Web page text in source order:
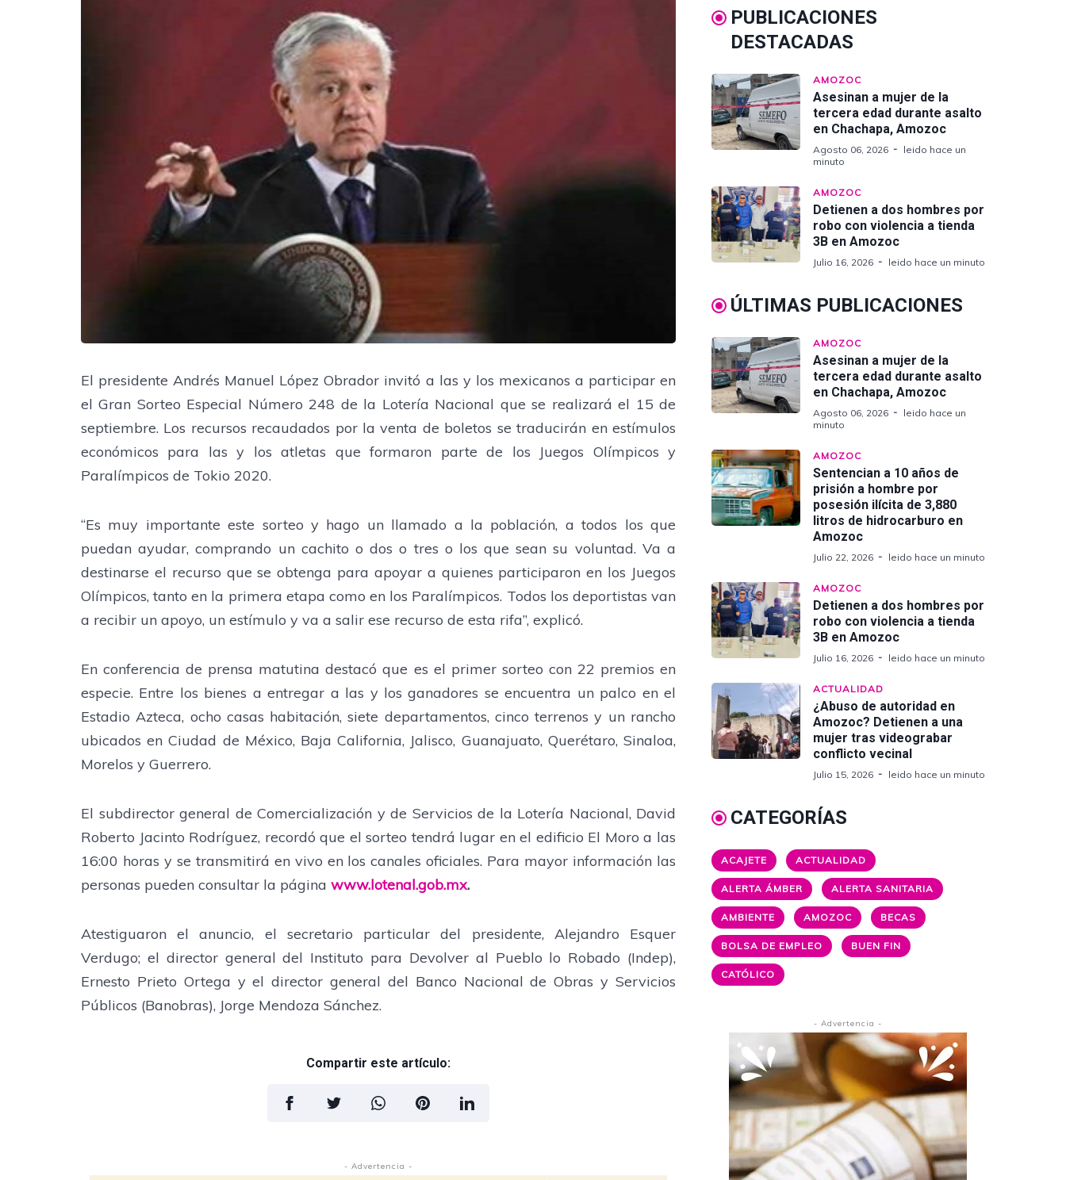
El presidente Andrés Manuel López Obrador invitó a las y los mexicanos a participar en
el Gran Sorteo Especial Número 248 de la Lotería Nacional que se realizará el 15 de
septiembre. Los recursos recaudados por la venta de boletos se traducirán en estímulos
económicos para las y los atletas que formaron parte de los Juegos Olímpicos y
Paralímpicos de Tokio 2020.
“Es muy importante este sorteo y hago un llamado a la población, a todos los que
puedan ayudar, comprando un cachito o dos o tres o los que sean su voluntad. Va a
destinarse el recurso que se obtenga para apoyar a quienes participaron en los Juegos
Olímpicos, tanto en la primera etapa como en los Paralímpicos. Todos los deportistas van
a recibir un apoyo, un estímulo y va a salir ese recurso de esta rifa”, explicó.
En conferencia de prensa matutina destacó que es el primer sorteo con 22 premios en
especie. Entre los bienes a entregar a las y los ganadores se encuentra un palco en el
Estadio Azteca, ocho casas habitación, siete departamentos, cinco terrenos y un rancho
ubicados en Ciudad de México, Baja California, Jalisco, Guanajuato, Querétaro, Sinaloa,
Morelos y Guerrero.
El subdirector general de Comercialización y de Servicios de la Lotería Nacional, David
Roberto Jacinto Rodríguez, recordó que el sorteo tendrá lugar en el edificio El Moro a las
16:00 horas y se transmitirá en vivo en los canales oficiales. Para mayor información las
personas pueden consultar la página www.lotenal.gob.mx.
Atestiguaron el anuncio, el secretario particular del presidente, Alejandro Esquer
Verdugo; el director general del Instituto para Devolver al Pueblo lo Robado (Indep),
Ernesto Prieto Ortega y el director general del Banco Nacional de Obras y Servicios
Públicos (Banobras), Jorge Mendoza Sánchez.
Compartir este artículo:
- Advertencia -
PUBLICACIONES
DESTACADAS
AMOZOC
Asesinan a mujer de la
tercera edad durante asalto
en Chachapa, Amozoc
Agosto 06, 2026
leido hace un
minuto
AMOZOC
Detienen a dos hombres por
robo con violencia a tienda
3B en Amozoc
Julio 16, 2026 leido hace un minuto
ÚLTIMAS PUBLICACIONES
AMOZOC
Asesinan a mujer de la
tercera edad durante asalto
en Chachapa, Amozoc
Agosto 06, 2026
leido hace un
minuto
AMOZOC
Sentencian a 10 años de
prisión a hombre por
posesión ilícita de 3,880
litros de hidrocarburo en
Amozoc
Julio 22, 2026 leido hace un minuto
AMOZOC
Detienen a dos hombres por
robo con violencia a tienda
3B en Amozoc
Julio 16, 2026 leido hace un minuto
ACTUALIDAD
¿Abuso de autoridad en
Amozoc? Detienen a una
mujer tras videograbar
conflicto vecinal
Julio 15, 2026 leido hace un minuto
CATEGORÍAS
ACAJETE ACTUALIDAD
ALERTA ÁMBER ALERTA SANITARIA
AMBIENTE AMOZOC BECAS
BOLSA DE EMPLEO BUEN FIN
CATÓLICO
- Advertencia -